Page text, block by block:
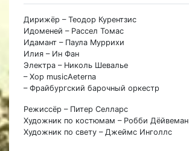
Дирижёр – Теодор Курентзис
Идоменей – Рассел Томас
Идамант – Паула Муррихи
Илия – Ин Фан
Электра – Николь Шевалье
– Хор musicAeterna
– Фрайбургский барочный оркестр
Режиссёр – Питер Селларс
Художник по костюмам – Робби Дёйвеман
Художник по свету – Джеймс Инголлс